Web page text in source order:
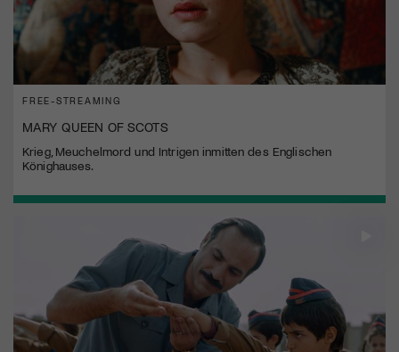
FREE-STREAMING
MARY QUEEN OF SCOTS
Krieg, Meuchelmord und Intrigen inmitten des Englischen
Könighauses.